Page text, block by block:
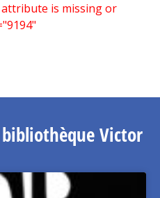
is missing or
Victor